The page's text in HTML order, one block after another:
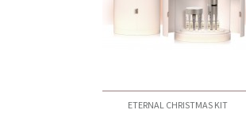
ETERNAL CHRISTMAS KIT